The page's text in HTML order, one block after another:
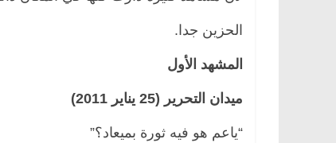
الحزين جدا.
المشهد الأول
ميدان التحرير (25 يناير 2011)
“ياعم هو فيه ثورة بميعاد؟”